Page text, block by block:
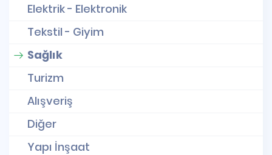
Elektrik - Elektronik
Tekstil - Giyim
Sağlık
Turizm
Alışveriş
Diğer
Yapı İnşaat